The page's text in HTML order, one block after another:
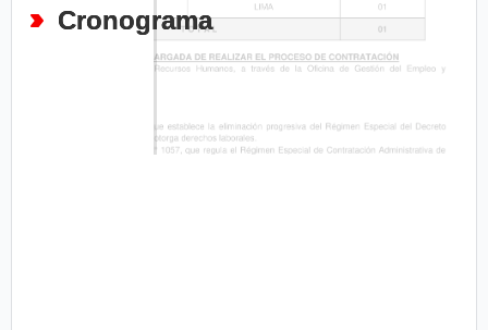
Cronograma